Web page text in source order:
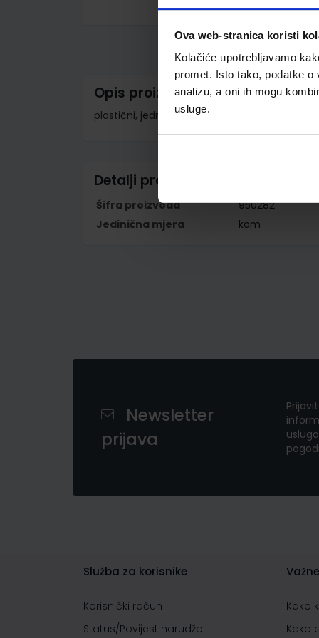
Ova web-stranica koristi
Kolačiće upotrebljavamo
promet. Isto tako, podatke
analizu, a oni ih mogu
usluge.
gallery
Opis proizvoda
plastični, jednakokračni; duljina hipotenuze 21
Detalji proizvoda
Šifra proizvoda
950282
Jedinična mjera
kom
Newsletter
prijava
Služba za korisnike
Korisnički račun
Status/Povijest narudžbi
Kako
Kako